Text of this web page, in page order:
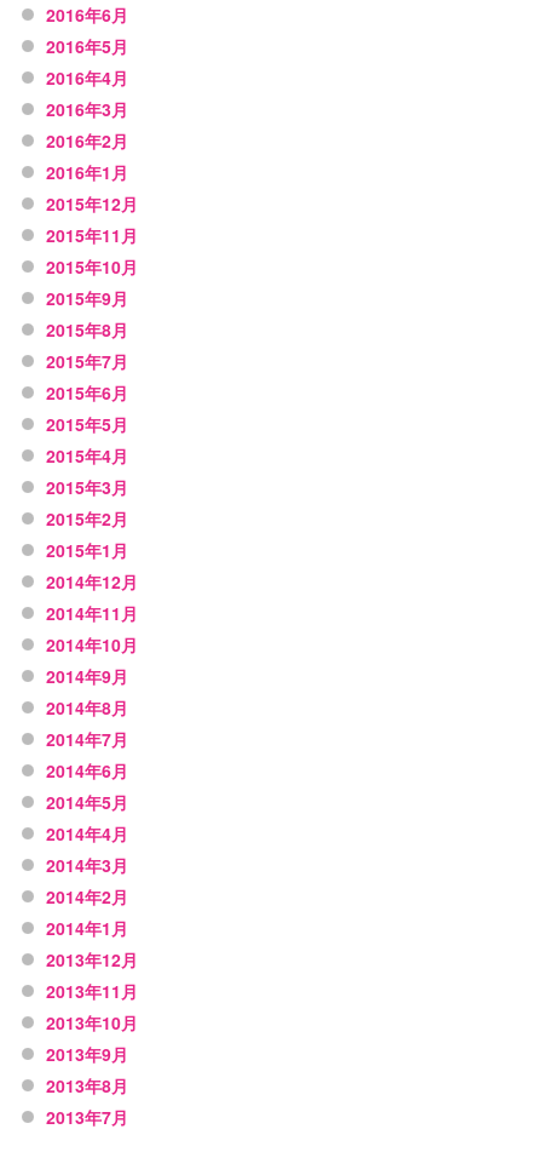
2016年6月
2016年5月
2016年4月
2016年3月
2016年2月
2016年1月
2015年12月
2015年11月
2015年10月
2015年9月
2015年8月
2015年7月
2015年6月
2015年5月
2015年4月
2015年3月
2015年2月
2015年1月
2014年12月
2014年11月
2014年10月
2014年9月
2014年8月
2014年7月
2014年6月
2014年5月
2014年4月
2014年3月
2014年2月
2014年1月
2013年12月
2013年11月
2013年10月
2013年9月
2013年8月
2013年7月